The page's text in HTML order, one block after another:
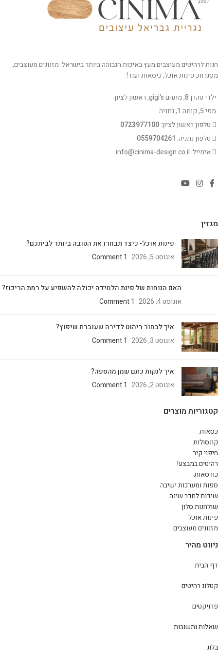
חנות לרהיטים מעוצבים מעץ באיכות הגבוהה ביותר בישראל: מזנונים מעוצבים,
מסגרות, פינות אוכל, כיסאות ועוד!
ילדי טהרן 8, מתחם gigi's, ראשון לציון
מפי 5, קומה 1, נתניה
טלפון ראשון לציון:0723977100
טלפון נתניה: 0559704261
אימייל: info@cinima-design.co.il
מגזין
פינות אוכל- כיצד תבחרו את הטובה ביותר לביתכם?
אוגוסט 5, 2026
1 Comment
האם הנוחות של פינת הלמידה יכולה להשפיע על רמת הריכוז?
אוגוסט 4, 2026
1 Comment
איך לבחור ריהוט לדירה שעוברת שיפוץ?
אוגוסט 3, 2026
1 Comment
איך לנקות כתם שמן מהספה?
אוגוסט 2, 2026
1 Comment
קטגוריות מוצרים
כסאות
קונסולות
חיפוי קיר
רהיטים במבצע!
כורסאות
ספות ומערכות ישיבה
שידות לחדר שינה
שולחנות סלון
פינות אוכל
מזנונים מעוצבים
ניווט מהיר
דף הבית
קטלוג רהיטים
פרויקטים
שאלות ותשובות
בלוג